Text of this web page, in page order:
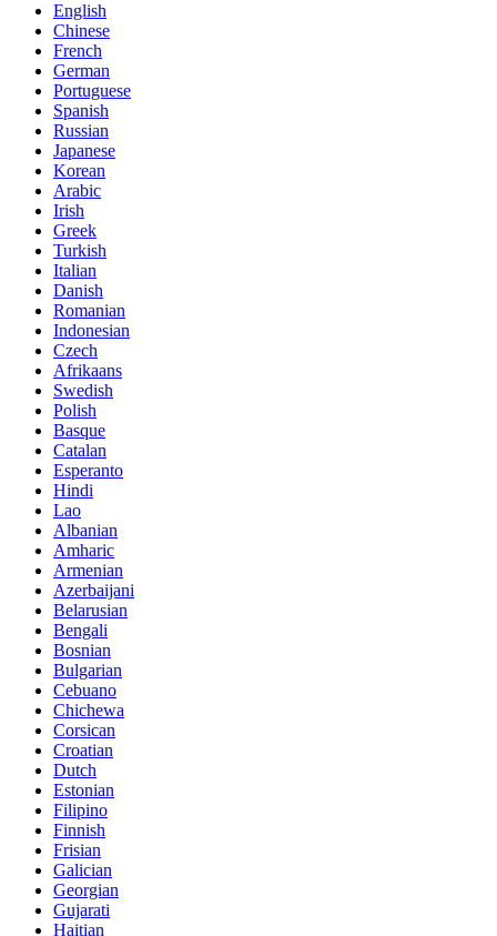
English
Chinese
French
German
Portuguese
Spanish
Russian
Japanese
Korean
Arabic
Irish
Greek
Turkish
Italian
Danish
Romanian
Indonesian
Czech
Afrikaans
Swedish
Polish
Basque
Catalan
Esperanto
Hindi
Lao
Albanian
Amharic
Armenian
Azerbaijani
Belarusian
Bengali
Bosnian
Bulgarian
Cebuano
Chichewa
Corsican
Croatian
Dutch
Estonian
Filipino
Finnish
Frisian
Galician
Georgian
Gujarati
Haitian